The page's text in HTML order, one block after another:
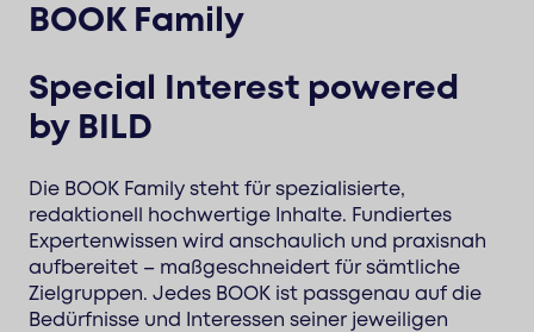
BOOK Family
Special Interest powered
by BILD
Die BOOK Family steht für spezialisierte,
redaktionell hochwertige Inhalte. Fundiertes
Expertenwissen wird anschaulich und praxisnah
aufbereitet – maßgeschneidert für sämtliche
Zielgruppen. Jedes BOOK ist passgenau auf die
Bedürfnisse und Interessen seiner jeweiligen